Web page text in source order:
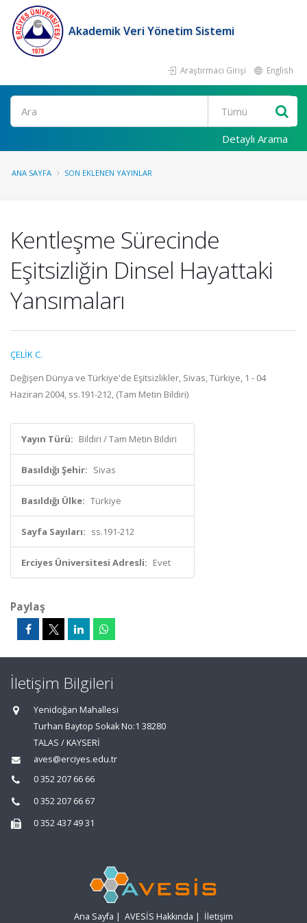
Akademik Veri Yönetim Sistemi
Araştırmacı Girişi English
Ara
Detaylı Arama
ANA SAYFA SON EKLENEN YAYINLAR
Kentleşme Sürecinde
Eşitsizliğin Dinsel Hayattaki
Yansımaları
ÇELİK C.
Değişen Dünya ve Türkiye'de Eşitsizlikler, Sivas, Türkiye, 1 - 04
Haziran 2004, ss.191-212, (Tam Metin Bildiri)
Yayın Türü: Bildiri / Tam Metin Bildiri
Basıldığı Şehir: Sivas
Basıldığı Ülke: Türkiye
Sayfa Sayıları: ss.191-212
Erciyes Üniversitesi Adresli: Evet
Paylaş
İletişim Bilgileri
Yenidoğan Mahallesi
Turhan Baytop Sokak No:1 38280
TALAS / KAYSERİ
aves@erciyes.edu.tr
0 352 207 66 66
0 352 207 66 67
0 352 437 49 31
Ana Sayfa | AVESİS Hakkında | İletişim